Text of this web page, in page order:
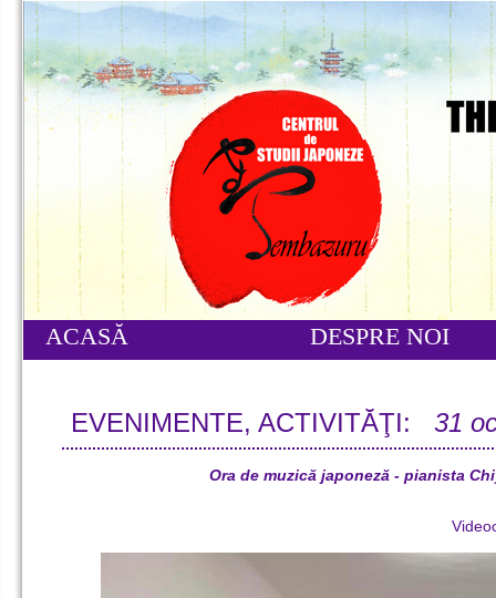
ACASĂ DESPRE NOI
EVENIMENTE, ACTIVITĂŢI: 31
Ora de muzică japoneză - pianista